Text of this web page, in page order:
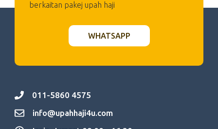
berkaitan pakej upah haji
WHATSAPP
011-5860 4575
info@upahhaji4u.com